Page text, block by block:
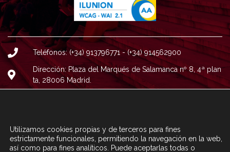
Teléfonos: (+34) 913796771 - (+34) 914562900
Dirección: Plaza del Marqués de Salamanca nº 8, 4ª plan
ta, 28006 Madrid.
CONTACTA CON FC A TRAVÉS DEL
Utilizamos cookies propias y de terceros para fines
estrictamente funcionales, permitiendo la navegación en la web,
así como para fines analíticos. Puede aceptarlas todas o